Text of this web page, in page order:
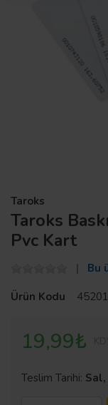
Taroks
Taroks
Pvc Kart
Bu
Ürün Kodu
45201
19,99₺
Teslim Tarihi: